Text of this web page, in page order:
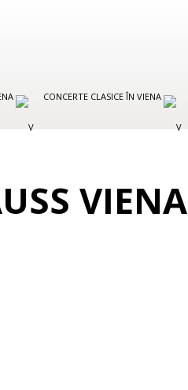
CONCERTE CLASICE ÎN VIENA
VIENA